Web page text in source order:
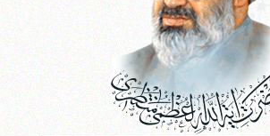
آیت‌الله منتظری
وب سایت رسمی آیت‌الله منتظری
قم،میدان مصلّی، بلوار شهید محمّد منتظری، كوچه
شماره ٨ کد پستی: 3713744381